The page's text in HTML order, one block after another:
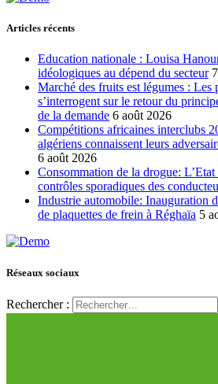
Articles récents
Education nationale : Louisa
idéologiques au dépend du secteur
Marché des fruits est légumes : Les
s’interrogent sur le retour du
de la demande 6 août 2026
Compétitions africaines interclubs
algériens connaissent leurs
6 août 2026
Consommation de la drogue: L’Etat
contrôles sporadiques des
Industrie automobile: Inauguration
de plaquettes de frein à Réghaïa 5
Réseaux sociaux
Rechercher :